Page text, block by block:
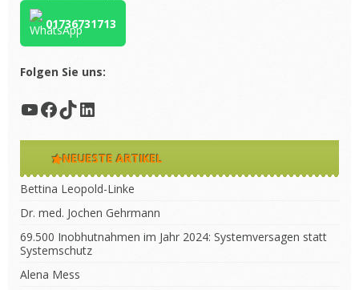
01736731713
Folgen Sie uns:
YouTube
Facebook
TikTok
LinkedIn
NEUESTE ARTIKEL
Bettina Leopold-Linke
Dr. med. Jochen Gehrmann
69.500 Inobhutnahmen im Jahr 2024: Systemversagen statt
Systemschutz
Alena Mess